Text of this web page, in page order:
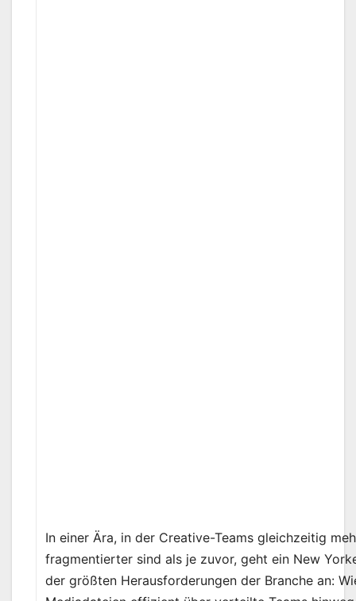
In einer Ära, in der Creative-Teams gleichzeitig
fragmentierter sind als je zuvor, geht ein New
der größten Herausforderungen der Branche an: